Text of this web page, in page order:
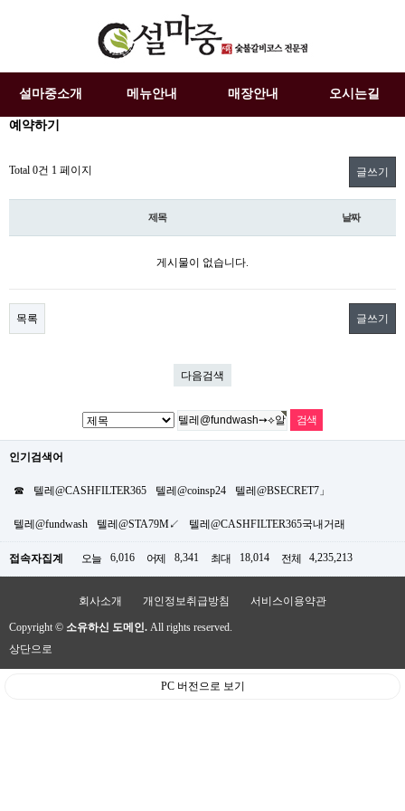
설마중소개 메뉴안내 매장안내 오시는길
예약하기
Total 0건 1 페이지 글쓰기
제목 날짜
게시물이 없습니다.
목록 글쓰기
다음검색
인기검색어
☎ 텔레@CASHFILTER365 텔레@coinsp24 텔레@BSECRET7」
텔레@fundwash 텔레@STA79M↙ 텔레@CASHFILTER365국내거래
접속자집계 오늘 6,016 어제 8,341 최대 18,014 전체 4,235,213
회사소개 개인정보취급방침 서비스이용약관
Copyright © 소유하신 도메인. All rights reserved.
상단으로
PC 버전으로 보기